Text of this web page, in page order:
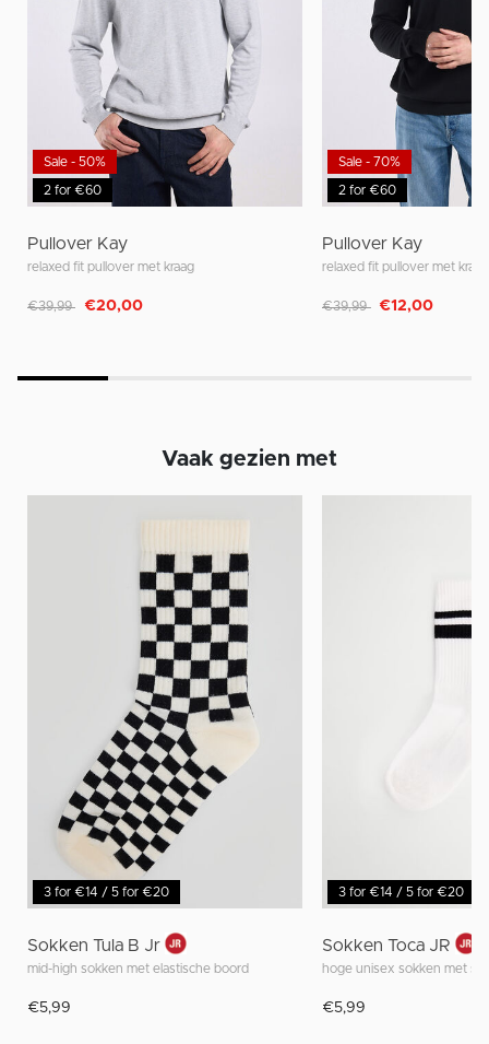
2 for €60
Sale - 50%
Pullover Kay
relaxed fit pullover met kraag
Afgeprijsd van
€39,99 naar
€20,00
2 for €60
Sale - 70%
Pullover Kay
relaxed fit pullover met kraag
Afgeprijsd van
€39,99 naar
€12,00
Vaak gezien met
3 for €14 / 5 for €20
Sokken Tula B Jr
mid-high sokken met elastische boord
€5,99
3 for €14 / 5 for €20
Sokken Toca JR
hoge unisex sokken met
€5,99